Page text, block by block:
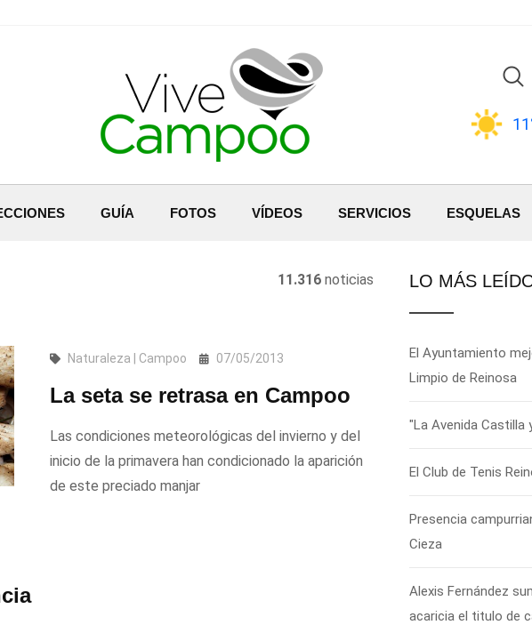
GUÍA FOTOS VÍDEOS SERVICIOS ESQUELAS
11.316noticias
Naturaleza | Campoo 07/05/2013
La seta se retrasa en Campoo
Las condiciones meteorológicas del invierno y del
inicio de la primavera han condicionado la aparición
de este preciado manjar
LO MÁS
El Ayuntamiento
Limpio de Reinosa
"La Avenida Castilla
El Club de Tenis
Presencia
Cieza
Alexis Fernández
acaricia el titulo de